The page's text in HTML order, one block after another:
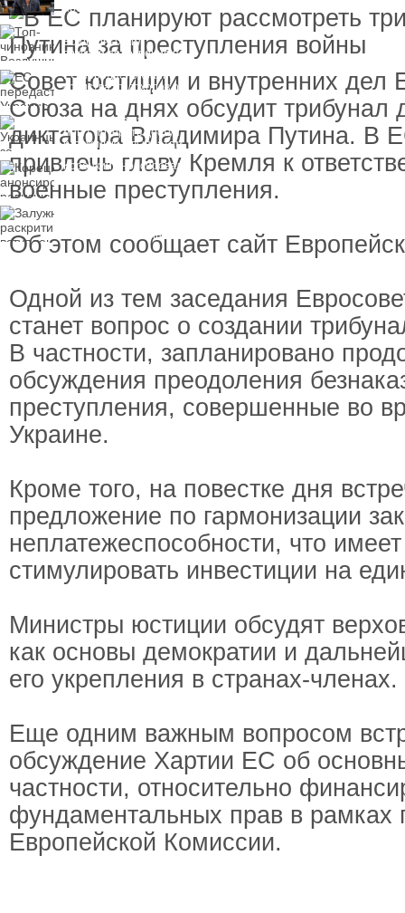
пресечения
Топ-чиновнику
Воздушных сил
вручили подозрение по
1 млрд гривен
ЕС передаст Украине
средства от доходов от
России
Украинцы за рубежом
могут потерять доступ
к госжилью и выплатам
Корецкий анонсировал
ревизию госбюджета
вступление Украины в
НАТО и предлагает
Совет юстиции и внутренних дел
Союза на днях обсудит трибунал
диктатора Владимира Путина. В
привлечь главу Кремля к
военные преступления.
Об этом сообщает сайт
Одной из тем заседания
станет вопрос о создании
В частности, запланировано
обсуждения преодоления
преступления, совершенные во
Украине.
Кроме того, на повестке дня
предложение по гармонизации
неплатежеспособности, что
стимулировать инвестиции на
Министры юстиции обсудят
как основы демократии и
его укрепления в странах-членах.
Еще одним важным вопросом
обсуждение Хартии ЕС об
частности, относительно
фундаментальных прав в рамках
Европейской Комиссии.